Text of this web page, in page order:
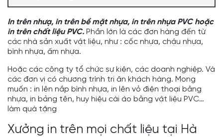
In trên nhưạ, in trên bề mặt nhựa, in trên nhựa PVC hoặc
in trên chất liệu PVC. Phần lớn là các đơn hàng đến từ
các nhà sản xuất vật liệu, như : cốc nhựa, chậu nhựa,
bình nhựa, ấm nhựa.
Hoặc các công ty tổ chức sự kiện, các doanh nghiệp. Và
các đơn vị có chương trình tri ân khách hàng. Mong
muốn : in lên nắp bình nhựa, in lên vỏ điện thoại bằng
nhựa, in bảng tên, huy hiệu cài áo bằng vật liệu PVC…
làm quà tặng
Xưởng in trên mọi chất liệu tại Hà